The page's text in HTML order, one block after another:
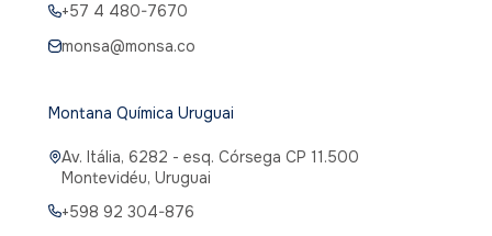
+57 4 480-7670
monsa@monsa.co
Montana Química Uruguai
Av. Itália, 6282 - esq. Córsega CP 11.500
Montevidéu, Uruguai
+598 92 304-876